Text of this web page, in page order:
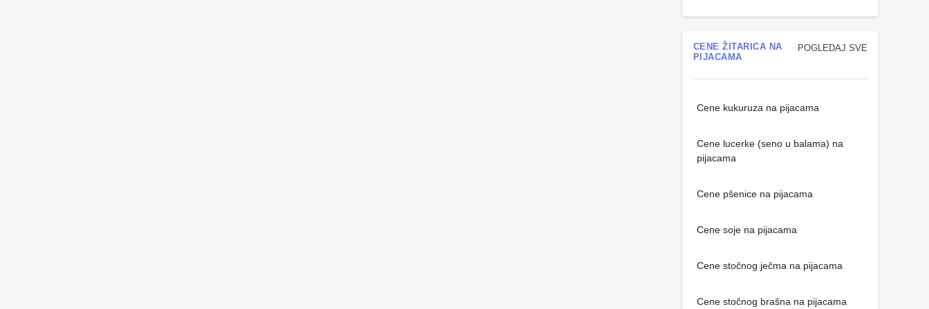
POGLEDAJ SVE
CENE ŽITARICA NA
PIJACAMA
Cene kukuruza na pijacama
Cene lucerke (seno u balama) na
pijacama
Cene pšenice na pijacama
Cene soje na pijacama
Cene stočnog ječma na pijacama
Cene stočnog brašna na pijacama